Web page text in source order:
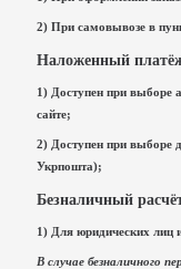
2) При самовывозе в
Наложенный
1) Доступен при выборе
сайте;
2) Доступен при выборе
Укрпошта);
Безналичный
1) Для юридических лиц
В случае безналичного